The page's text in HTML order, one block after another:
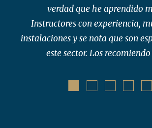
verdad que he aprendido
Instructores con experiencia,
instalaciones y se nota que son
este sector. Los